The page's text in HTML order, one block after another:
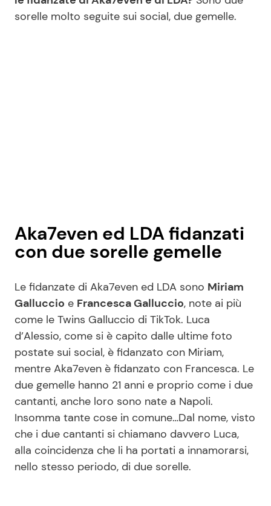
Seguici
sorelle molto seguite sui social, due gemelle.
Aka7even ed LDA fidanzati
con due sorelle gemelle
Le fidanzate di Aka7even ed LDA sono Miriam
Galluccio e Francesca Galluccio, note ai più
come le Twins Galluccio di TikTok. Luca
d’Alessio, come si è capito dalle ultime foto
postate sui social, è fidanzato con Miriam,
mentre Aka7even è fidanzato con Francesca. Le
due gemelle hanno 21 anni e proprio come i due
cantanti, anche loro sono nate a Napoli.
Insomma tante cose in comune…Dal nome, visto
che i due cantanti si chiamano davvero Luca,
alla coincidenza che li ha portati a innamorarsi,
nello stesso periodo, di due sorelle.